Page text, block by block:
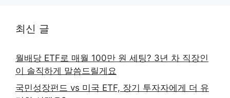
최신 글
월배당 ETF로 매월 100만 원 세팅? 3년 차 직장인
이 솔직하게 말씀드릴게요
국민성장펀드 vs 미국 ETF, 장기 투자자에게 더 유